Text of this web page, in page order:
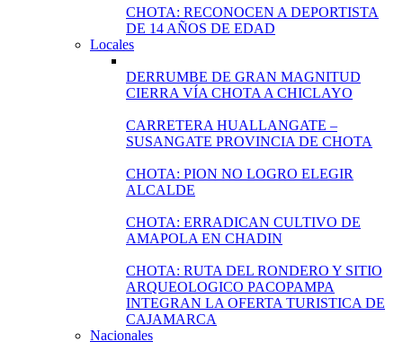
CHOTA: RECONOCEN A DEPORTISTA
DE 14 AÑOS DE EDAD
Locales
DERRUMBE DE GRAN MAGNITUD
CIERRA VÍA CHOTA A CHICLAYO
CARRETERA HUALLANGATE –
SUSANGATE PROVINCIA DE CHOTA
CHOTA: PION NO LOGRO ELEGIR
ALCALDE
CHOTA: ERRADICAN CULTIVO DE
AMAPOLA EN CHADIN
CHOTA: RUTA DEL RONDERO Y SITIO
ARQUEOLOGICO PACOPAMPA
INTEGRAN LA OFERTA TURISTICA DE
CAJAMARCA
Nacionales